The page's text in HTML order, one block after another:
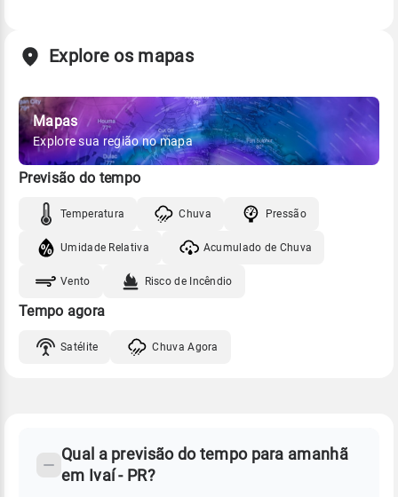
Explore os mapas
Mapas
Explore sua região no mapa
Previsão do tempo
Temperatura Chuva Pressão
Umidade Relativa Acumulado de Chuva
Vento Risco de Incêndio
Tempo agora
Satélite Chuva Agora
Perguntas
Qual a previsão do tempo para amanhã
em Ivaí - PR?